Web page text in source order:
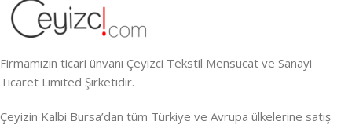
Firmamızın ticari ünvanı Çeyizci Tekstil Mensucat ve Sanayi
Ticaret Limited Şirketidir.
Çeyizin Kalbi Bursa’dan tüm Türkiye ve Avrupa ülkelerine satış